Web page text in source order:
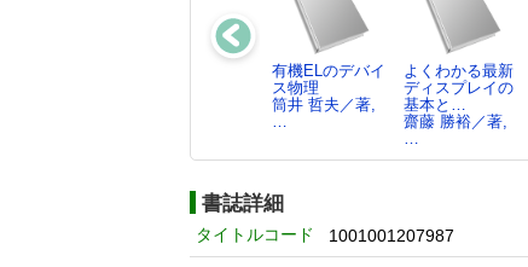
有機ELのデバイ
ス物理
筒井 哲夫／著,
…
よくわかる最新
ディスプレイの
基本と…
齋藤 勝裕／著,
…
書誌詳細
タイトルコード 1001001207987